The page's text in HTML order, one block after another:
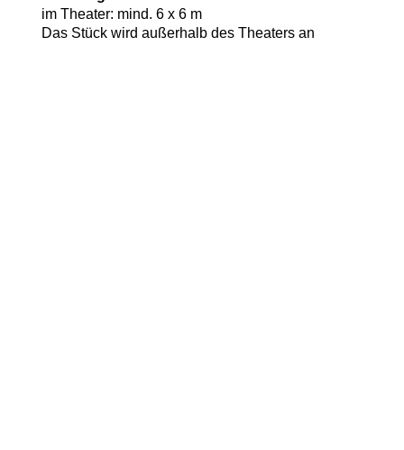
im Theater: mind. 6 x 6 m
Das Stück wird außerhalb des Theaters an